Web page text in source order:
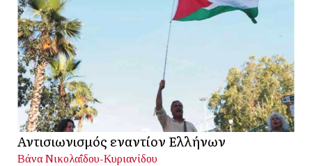
Αντισιωνισμός εναντίον Ελλήνων
Βάνα Νικολαΐδου-Κυριανίδου